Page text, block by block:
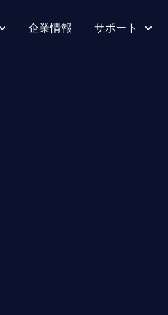
企業情報 サポート